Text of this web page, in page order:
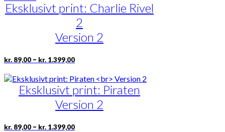
varianter.
Mulighederne
kan
vælges
på
Eksklusivt print: Charlie Rivel
2
Version 2
kr. 89,00 – kr. 1.399,00Prisinterval:
til
kr. 1.399,00
Dette
har
flere
varianter.
Mulighederne
vælges
Eksklusivt print: Piraten
Version 2
kr. 89,00 – kr. 1.399,00Prisinterval:
Dette